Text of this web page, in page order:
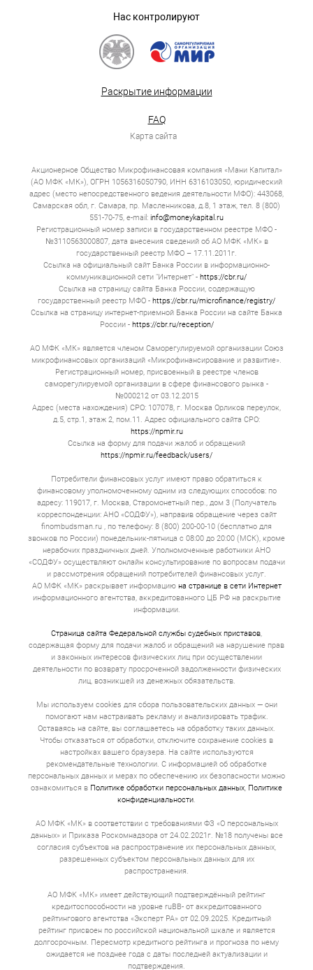
Нас контролируют
Раскрытие информации
FAQ
Карта сайта
Акционерное Общество Микрофинансовая компания «Мани Капитал»
(АО МФК «МК»), ОГРН 1056316050790, ИНН 6316103050, юридический
адрес (место непосредственного ведения деятельности МФО): 443068,
Самарская обл, г. Самара, пр. Масленникова, д.8, 1 этаж, тел. 8 (800)
551-70-75, e-mail: info@moneykapital.ru
Регистрационный номер записи в государственном реестре МФО -
№3110563000807, дата внесения сведений об АО МФК «МК» в
государственный реестр МФО – 17.11.2011г.
Ссылка на официальный сайт Банка России в информационно-
коммуникационной сети "Интернет" - https://cbr.ru/
Ссылка на страницу сайта Банка России, содержащую
государственный реестр МФО - https://cbr.ru/microfinance/registry/
Ссылка на страницу интернет-приемной Банка России на сайте Банка
России - https://cbr.ru/reception/
АО МФК «МК» является членом Саморегулируемой организации Союз
микрофинансовых организаций «Микрофинансирование и развитие».
Регистрационный номер, присвоенный в реестре членов
саморегулируемой организации в сфере финансового рынка -
№000212 от 03.12.2015
Адрес (места нахождения) СРО: 107078, г. Москва Орликов переулок,
д.5, стр.1, этаж 2, пом.11. Адрес официального сайта СРО:
https://npmir.ru
Ссылка на форму для подачи жалоб и обращений
https://npmir.ru/feedback/users/
Потребители финансовых услуг имеют право обратиться к
финансовому уполномоченному одним из следующих способов: по
адресу: 119017, г. Москва, Старомонетный пер., дом 3 (Получатель
корреспонденции: АНО «СОДФУ»), направив обращение через сайт
finombudsman.ru , по телефону: 8 (800) 200-00-10 (бесплатно для
звонков по России) понедельник-пятница с 08:00 до 20:00 (МСК), кроме
нерабочих праздничных дней. Уполномоченные работники АНО
«СОДФУ» осуществляют онлайн консультирование по вопросам подачи
и рассмотрения обращений потребителей финансовых услуг.
АО МФК «МК» раскрывает информацию на странице в сети Интернет
информационного агентства, аккредитованного ЦБ РФ на раскрытие
информации.
Страница сайта Федеральной службы судебных приставов,
содержащая форму для подачи жалоб и обращений на нарушение прав
и законных интересов физических лиц при осуществлении
деятельности по возврату просроченной задолженности физических
лиц, возникшей из денежных обязательств.
Мы используем cookies для сбора пользовательских данных — они
помогают нам настраивать рекламу и анализировать трафик.
Оставаясь на сайте, вы соглашаетесь на обработку таких данных.
Чтобы отказаться от обработки, отключите сохранение cookies в
настройках вашего браузера. На сайте используются
рекомендательные технологии. С информацией об обработке
персональных данных и мерах по обеспечению их безопасности можно
ознакомиться в Политике обработки персональных данных, Политике
конфиденциальности.
АО МФК «МК» в соответствии с требованиями ФЗ «О персональных
данных» и Приказа Роскомнадзора от 24.02.2021г. №18 получены все
согласия субъектов на распространение их персональных данных,
разрешенных субъектом персональных данных для их
распространения.
АО МФК «МК» имеет действующий подтверждённый рейтинг
кредитоспособности на уровне ruBB- от аккредитованного
рейтингового агентства «Эксперт РА» от 02.09.2025. Кредитный
рейтинг присвоен по российской национальной шкале и является
долгосрочным. Пересмотр кредитного рейтинга и прогноза по нему
ожидается не позднее года с даты последней актуализации и
подтверждения.